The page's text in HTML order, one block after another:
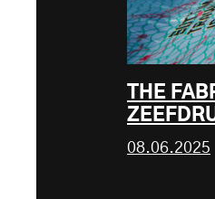
THE
08.06.2025